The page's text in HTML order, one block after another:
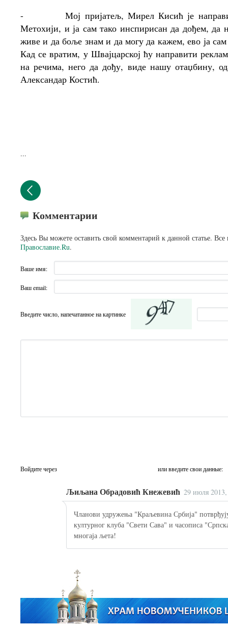
-
Мој пријатељ, Мирел Кисић је
Метохији, и ја сам тако инспирисан да дођем, да
живе и да боље знам и да могу да кажем, ево ја
Кад се вратим, у Швајцарској ћу направити
на речима, него да дођу, виде нашу отаџбину,
Александар Костић.
...
Комментарии
Здесь Вы можете оставить свой комментарий к данной статье.
Православие.Ru.
Ваше имя:
Ваш email:
Введите число, напечатанное на картинке
Войдите через или введите свои данные:
Љиљана Обрадовић Кнежевић 29 июля
Чланови удружења "Краљевина Србија"
културног клуба "Свети Сава" и часописа
многаја љета!